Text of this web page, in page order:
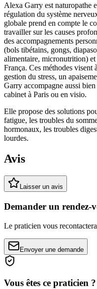
Alexa Garry est naturopathe
régulation du système
globale prend en compte le
travailler sur les causes
des accompagnements
(bols tibétains, gongs,
alimentaire, micronutrition)
França. Ces méthodes
gestion du stress, un
Garry accompagne aussi
cabinet à Paris ou en visio.
Elle propose des solutions
fatigue, les troubles du
hormonaux, les troubles
lourdes.
Avis
Laisser un avis
Demander un rendez-
Le praticien vous
Envoyer une demande
Vous êtes ce praticien ?